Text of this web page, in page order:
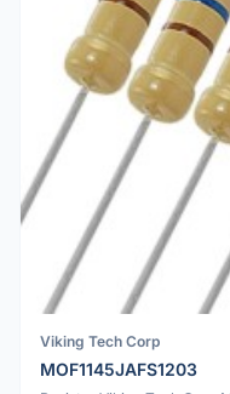
Viking Tech Corp
MOF1145JAFS1203